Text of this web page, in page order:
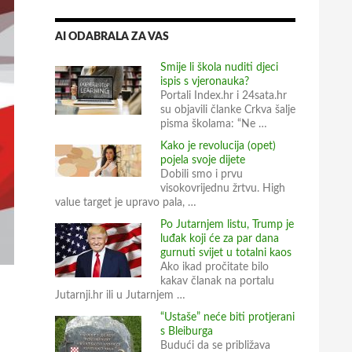
AI ODABRALA ZA VAS
Smije li škola nuditi djeci
ispis s vjeronauka?
Portali Index.hr i 24sata.hr
su objavili članke Crkva šalje
pisma školama: “Ne …
Kako je revolucija (opet)
pojela svoje dijete
Dobili smo i prvu
visokovrijednu žrtvu. High
value target je upravo pala, …
Po Jutarnjem listu, Trump je
luđak koji će za par dana
gurnuti svijet u totalni kaos
Ako ikad pročitate bilo
kakav članak na portalu
Jutarnji.hr ili u Jutarnjem …
“Ustaše” neće biti protjerani
s Bleiburga
Budući da se približava